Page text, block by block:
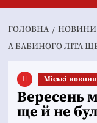
ГОЛОВНА НОВИНИ
А БАБИНОГО ЛІТА
Mіські новини
Вересень
ще й не